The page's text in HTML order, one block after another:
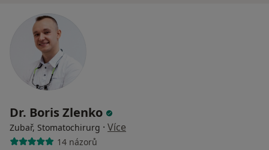
Dr. Boris Zlenko
Zubař, Stomatochirurg · Více
14 názorů